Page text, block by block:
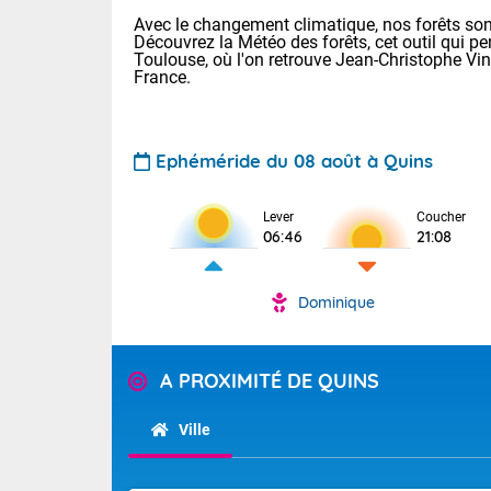
Avec le changement climatique, nos forêts
Découvrez la Météo des forêts, cet outil qui
Toulouse, où l'on retrouve Jean-Christophe
France.
Ephéméride du 08 août à Quins
Lever
06:46
Coucher
21:08
Dominique
A PROXIMITÉ DE QUINS
Ville
Voici les
31 Lyon : 35
: 32 Nancy :
31 Lille : 28
Pyrénées, la
Les orages